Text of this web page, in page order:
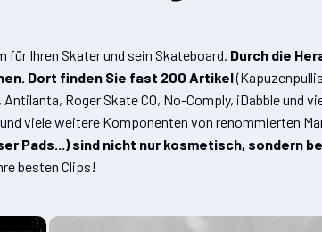
Ihren Skater und sein Skateboard. Durch die
Dort finden Sie fast 200 Artikel
Roger Skate CO, No-Comply, iDabble und
viele weitere Komponenten von renommierten
Pads...) sind nicht nur kosmetisch, sondern
besten Clips!